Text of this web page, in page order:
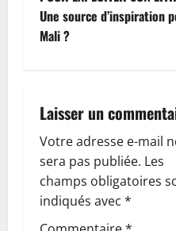
g
a
i
o
n
d
Une source d’inspiration
Mali ?
Laisser un
Votre adresse e-mail
sera pas publiée. Les
champs obligatoires
indiqués avec *